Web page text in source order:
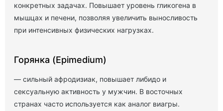
конкретных задачах. Повышает уровень гликогена в
мышцах и печени, позволяя увеличить выносливость
при интенсивных физических нагрузках.
Горянка (Epimedium)
— сильный афродизиак, повышает либидо и
сексуальную активность у мужчин. В восточных
странах часто используется как аналог виагры.